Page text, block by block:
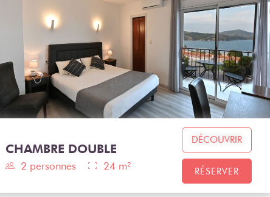
CHAMBRE DOUBLE
2 personnes 24 m²
DÉCOUVRIR
RÉSERVER